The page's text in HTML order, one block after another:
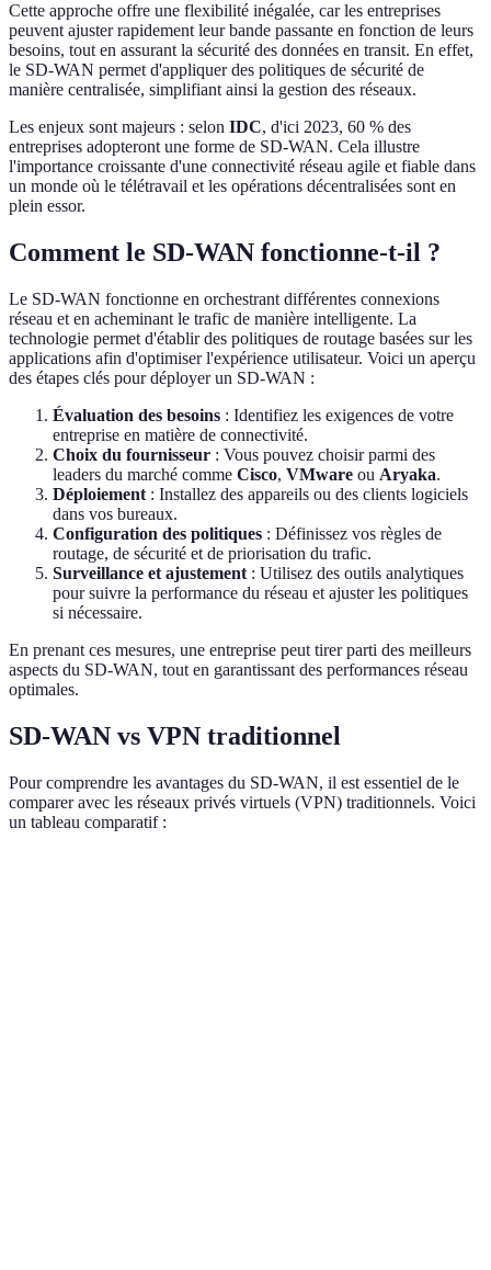
Cette approche offre une flexibilité inégalée, car les entreprises
peuvent ajuster rapidement leur bande passante en fonction de leurs
besoins, tout en assurant la sécurité des données en transit. En effet,
le SD-WAN permet d'appliquer des politiques de sécurité de
manière centralisée, simplifiant ainsi la gestion des réseaux.
Les enjeux sont majeurs : selon IDC, d'ici 2023, 60 % des
entreprises adopteront une forme de SD-WAN. Cela illustre
l'importance croissante d'une connectivité réseau agile et fiable dans
un monde où le télétravail et les opérations décentralisées sont en
plein essor.
Comment le SD-WAN fonctionne-t-il ?
Le SD-WAN fonctionne en orchestrant différentes connexions
réseau et en acheminant le trafic de manière intelligente. La
technologie permet d'établir des politiques de routage basées sur les
applications afin d'optimiser l'expérience utilisateur. Voici un aperçu
des étapes clés pour déployer un SD-WAN :
Évaluation des besoins : Identifiez les exigences de votre
entreprise en matière de connectivité.
Choix du fournisseur : Vous pouvez choisir parmi des
leaders du marché comme Cisco, VMware ou Aryaka.
Déploiement : Installez des appareils ou des clients logiciels
dans vos bureaux.
Configuration des politiques : Définissez vos règles de
routage, de sécurité et de priorisation du trafic.
Surveillance et ajustement : Utilisez des outils analytiques
pour suivre la performance du réseau et ajuster les politiques
si nécessaire.
En prenant ces mesures, une entreprise peut tirer parti des meilleurs
aspects du SD-WAN, tout en garantissant des performances réseau
optimales.
SD-WAN vs VPN traditionnel
Pour comprendre les avantages du SD-WAN, il est essentiel de le
comparer avec les réseaux privés virtuels (VPN) traditionnels. Voici
un tableau comparatif :